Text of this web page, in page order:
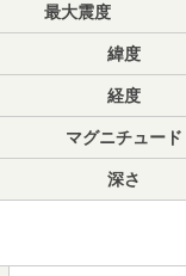
最大震度
緯度
経度
マグニチュード
深さ